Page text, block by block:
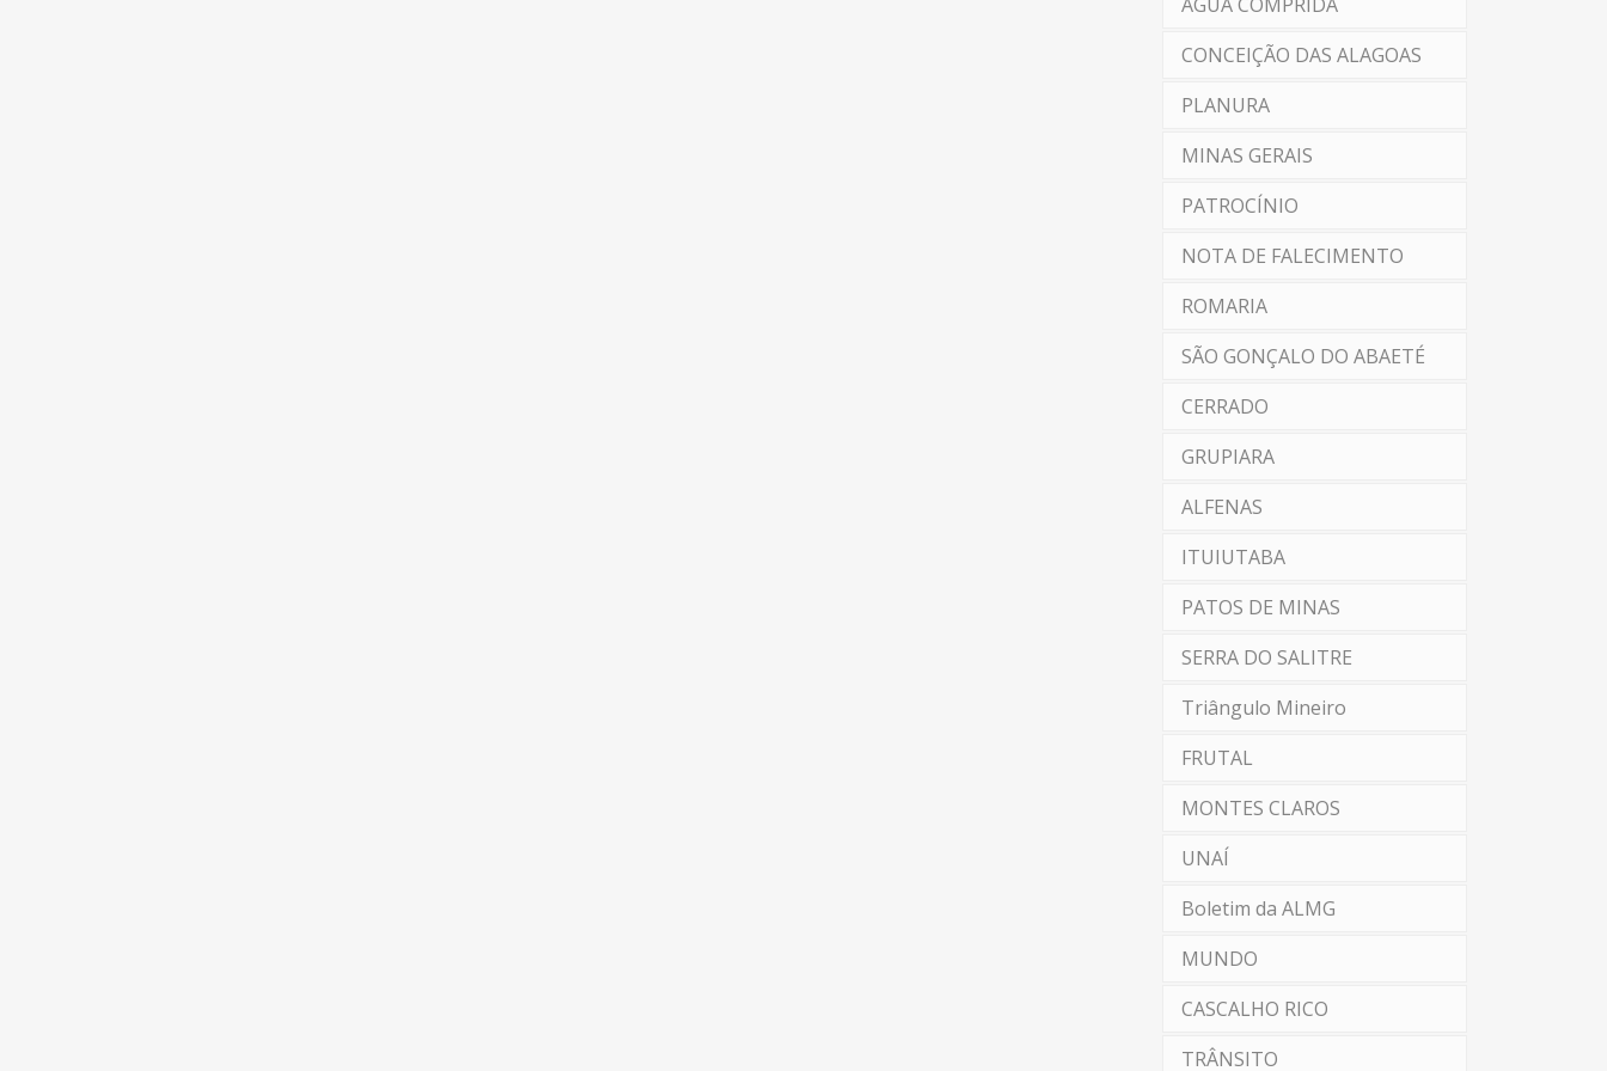
CONCEIÇÃO DAS ALAGOAS
PLANURA
MINAS GERAIS
PATROCÍNIO
NOTA DE FALECIMENTO
ROMARIA
SÃO GONÇALO DO ABAETÉ
CERRADO
GRUPIARA
ALFENAS
ITUIUTABA
PATOS DE MINAS
SERRA DO SALITRE
Triângulo Mineiro
FRUTAL
MONTES CLAROS
UNAÍ
Boletim da ALMG
MUNDO
CASCALHO RICO
TRÂNSITO